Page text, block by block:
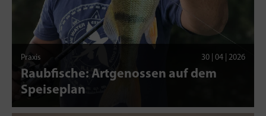
Praxis 30 | 04 | 2026
Raubfische: Artgenossen auf dem
Speiseplan